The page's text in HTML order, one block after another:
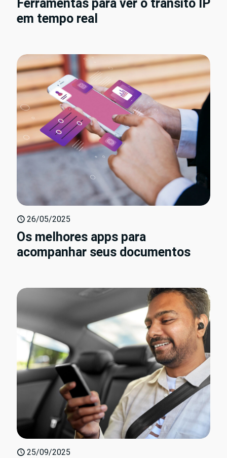
Ferramentas para ver o trânsito IP
em tempo real
26/05/2025
Os melhores apps para
acompanhar seus documentos
25/09/2025